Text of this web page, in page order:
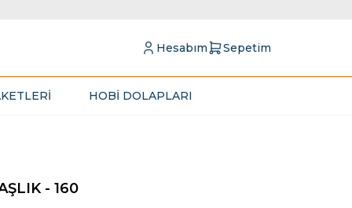
Hesabım Sepetim
HOBİ DOLAPLARI
- 160